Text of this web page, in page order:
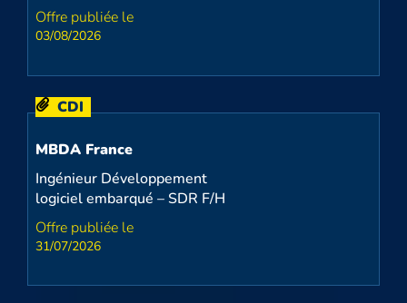
03/08/2026
CDI
MBDA France
Ingénieur Développement
logiciel embarqué – SDR F/H
31/07/2026